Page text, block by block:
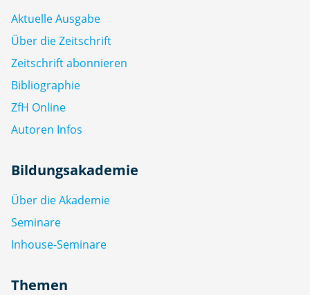
Aktuelle Ausgabe
Über die Zeitschrift
Zeitschrift abonnieren
Bibliographie
ZfH Online
Autoren Infos
Bildungsakademie
Über die Akademie
Seminare
Inhouse-Seminare
Themen